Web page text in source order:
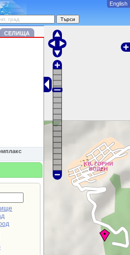
СЕЛИЩА
English